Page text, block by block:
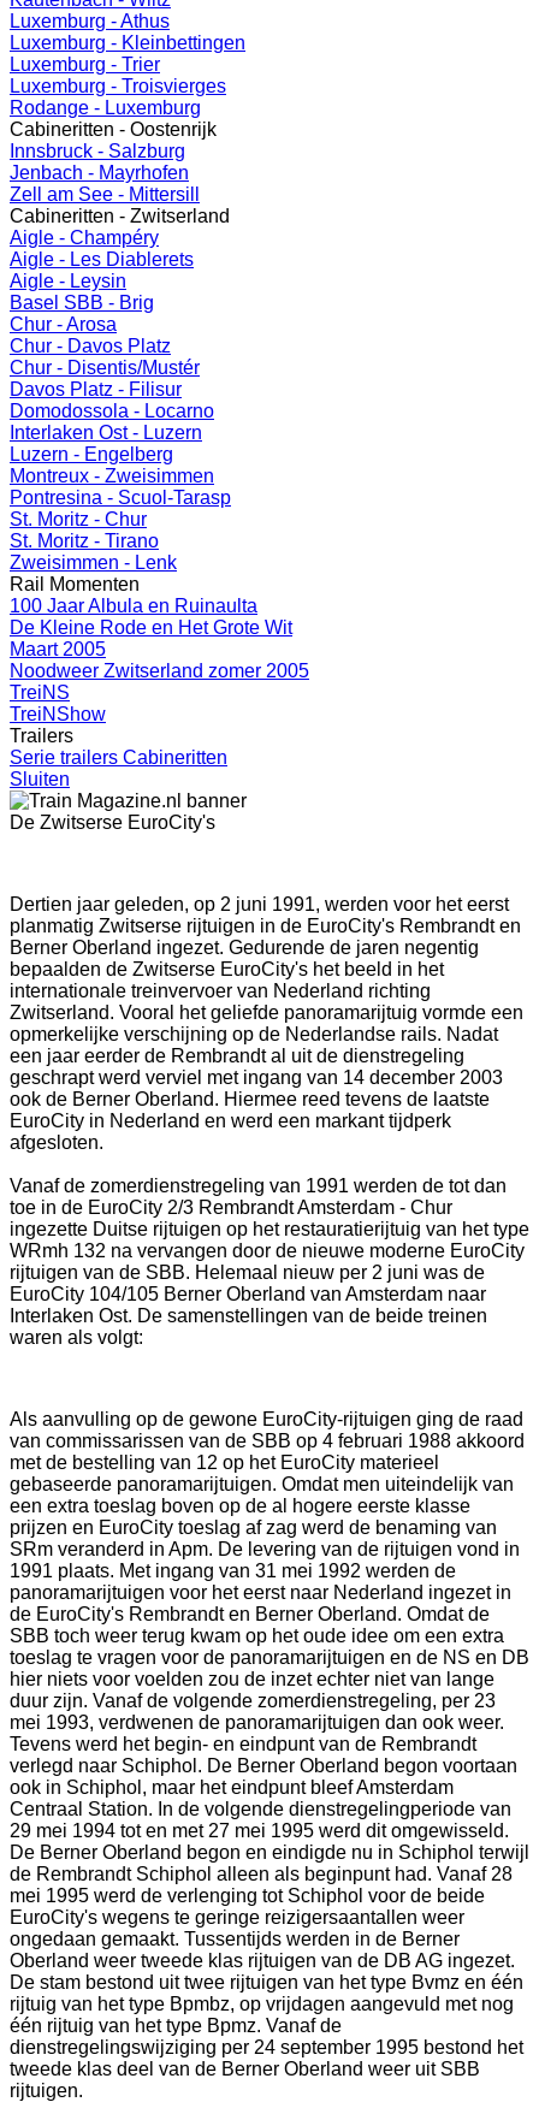
Luxemburg - Athus
Luxemburg - Kleinbettingen
Luxemburg - Trier
Luxemburg - Troisvierges
Rodange - Luxemburg
Cabineritten - Oostenrijk
Innsbruck - Salzburg
Jenbach - Mayrhofen
Zell am See - Mittersill
Cabineritten - Zwitserland
Aigle - Champéry
Aigle - Les Diablerets
Aigle - Leysin
Basel SBB - Brig
Chur - Arosa
Chur - Davos Platz
Chur - Disentis/Mustér
Davos Platz - Filisur
Domodossola - Locarno
Interlaken Ost - Luzern
Luzern - Engelberg
Montreux - Zweisimmen
Pontresina - Scuol-Tarasp
St. Moritz - Chur
St. Moritz - Tirano
Zweisimmen - Lenk
Rail Momenten
100 Jaar Albula en Ruinaulta
De Kleine Rode en Het Grote Wit
Maart 2005
Noodweer Zwitserland zomer 2005
TreiNS
TreiNShow
Trailers
Serie trailers Cabineritten
Sluiten
De Zwitserse EuroCity's
Dertien jaar geleden, op 2 juni 1991, werden voor het eerst
planmatig Zwitserse rijtuigen in de EuroCity's Rembrandt en
Berner Oberland ingezet. Gedurende de jaren negentig
bepaalden de Zwitserse EuroCity's het beeld in het
internationale treinvervoer van Nederland richting
Zwitserland. Vooral het geliefde panoramarijtuig vormde een
opmerkelijke verschijning op de Nederlandse rails. Nadat
een jaar eerder de Rembrandt al uit de dienstregeling
geschrapt werd verviel met ingang van 14 december 2003
ook de Berner Oberland. Hiermee reed tevens de laatste
EuroCity in Nederland en werd een markant tijdperk
afgesloten.
Vanaf de zomerdienstregeling van 1991 werden de tot dan
toe in de EuroCity 2/3 Rembrandt Amsterdam - Chur
ingezette Duitse rijtuigen op het restauratierijtuig van het type
WRmh 132 na vervangen door de nieuwe moderne EuroCity
rijtuigen van de SBB. Helemaal nieuw per 2 juni was de
EuroCity 104/105 Berner Oberland van Amsterdam naar
Interlaken Ost. De samenstellingen van de beide treinen
waren als volgt:
Als aanvulling op de gewone EuroCity-rijtuigen ging de raad
van commissarissen van de SBB op 4 februari 1988 akkoord
met de bestelling van 12 op het EuroCity materieel
gebaseerde panoramarijtuigen. Omdat men uiteindelijk van
een extra toeslag boven op de al hogere eerste klasse
prijzen en EuroCity toeslag af zag werd de benaming van
SRm veranderd in Apm. De levering van de rijtuigen vond in
1991 plaats. Met ingang van 31 mei 1992 werden de
panoramarijtuigen voor het eerst naar Nederland ingezet in
de EuroCity's Rembrandt en Berner Oberland. Omdat de
SBB toch weer terug kwam op het oude idee om een extra
toeslag te vragen voor de panoramarijtuigen en de NS en DB
hier niets voor voelden zou de inzet echter niet van lange
duur zijn. Vanaf de volgende zomerdienstregeling, per 23
mei 1993, verdwenen de panoramarijtuigen dan ook weer.
Tevens werd het begin- en eindpunt van de Rembrandt
verlegd naar Schiphol. De Berner Oberland begon voortaan
ook in Schiphol, maar het eindpunt bleef Amsterdam
Centraal Station. In de volgende dienstregelingperiode van
29 mei 1994 tot en met 27 mei 1995 werd dit omgewisseld.
De Berner Oberland begon en eindigde nu in Schiphol terwijl
de Rembrandt Schiphol alleen als beginpunt had. Vanaf 28
mei 1995 werd de verlenging tot Schiphol voor de beide
EuroCity's wegens te geringe reizigersaantallen weer
ongedaan gemaakt. Tussentijds werden in de Berner
Oberland weer tweede klas rijtuigen van de DB AG ingezet.
De stam bestond uit twee rijtuigen van het type Bvmz en één
rijtuig van het type Bpmbz, op vrijdagen aangevuld met nog
één rijtuig van het type Bpmz. Vanaf de
dienstregelingswijziging per 24 september 1995 bestond het
tweede klas deel van de Berner Oberland weer uit SBB
rijtuigen.